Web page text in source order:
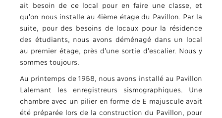
ait besoin de ce local pour en faire une classe, et
qu’on nous installe au 4ième étage du Pavillon. Par la
suite, pour des besoins de locaux pour la résidence
des étudiants, nous avons déménagé dans un local
au premier étage, près d’une sortie d’escalier. Nous y
sommes toujours.
Au printemps de 1958, nous avons installé au Pavillon
Lalemant les enregistreurs sismographiques. Une
chambre avec un pilier en forme de E majuscule avait
été préparée lors de la construction du Pavillon, pour